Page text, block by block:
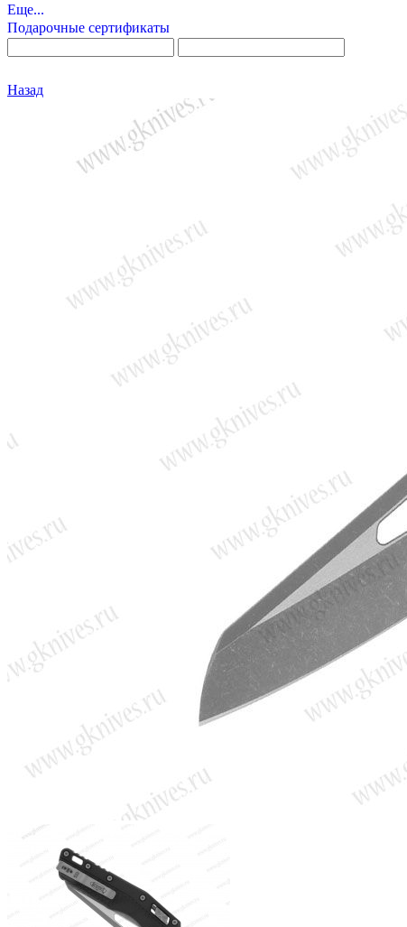
Еще...
Подарочные сертификаты
Назад